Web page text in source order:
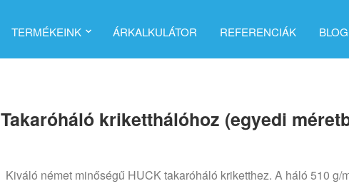
TERMÉKEINK ÁRKALKULÁTOR REFERENCIÁK BLOG
Takaróháló kriketthálóhoz (egyedi
Kiváló német minőségű HUCK takaróháló kriketthez. A háló 510 g/